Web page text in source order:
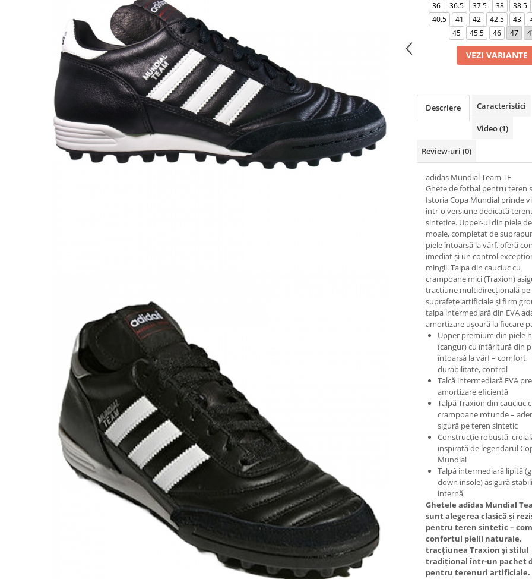
36 36.5 37.5 38 38.5
40.5
41 42 42.5 43
45
45.5 46 47
VEZI VARIANTE
Descriere Caracteristici
Video(1)
Review-uri (0)
adidas Mundial Team TF
Ghete de fotbal pentru teren
Istoria Copa Mundial prinde
într-o versiune dedicată
sintetice. Upper-ul din piele
moale, completat de
piele întoarsă la vârf, oferă
imediat și un control
mingii. Talpa din cauciuc cu
crampoane mici (Traxion)
tracțiune multidirecțională pe
suprafețe artificiale și firm
talpa intermediară din EVA
amortizare ușoară la fiecare
Upper premium din piele
(cangur) cu întăritură din
întoarsă la vârf – comfort,
durabilitate, control
Talcă intermediară EVA
amortizare eficientă
Talpă Traxion din cauciuc
crampoane rotunde –
sigură pe teren sintetic
Construcție robustă,
inspirată de legendarul
Mundial
Talpă intermediară lipită
down insole) asigură
internă
Ghetele adidas Mundial
sunt alegerea clasică și
pentru teren sintetic –
confortul pielii naturale,
tracțiunea Traxion și stilul
tradițional într-un pachet
pentru terenuri artificiale.